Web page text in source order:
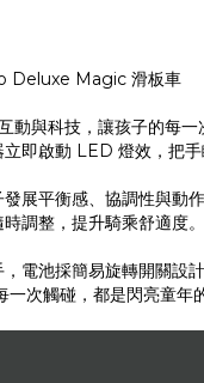
Deluxe Magic 滑板車
與科技，讓孩子的每一
即啟動 LED 燈效，把
展平衡感、協調性與動
調整，提升騎乘舒適度。
電池採簡易旋轉開關設
觸碰，都是閃亮童年的